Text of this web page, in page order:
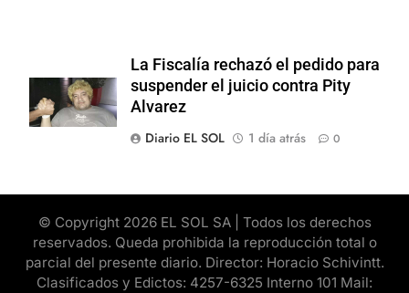
La Fiscalía rechazó el pedido para
suspender el juicio contra Pity
Alvarez
Diario EL SOL
1 día atrás 0
© Copyright 2026 EL SOL SA | Todos los derechos
reservados. Queda prohibida la reproducción total o
parcial del presente diario. Director: Horacio Schivintt.
Clasificados y Edictos: 4257-6325 Interno 101 Mail: